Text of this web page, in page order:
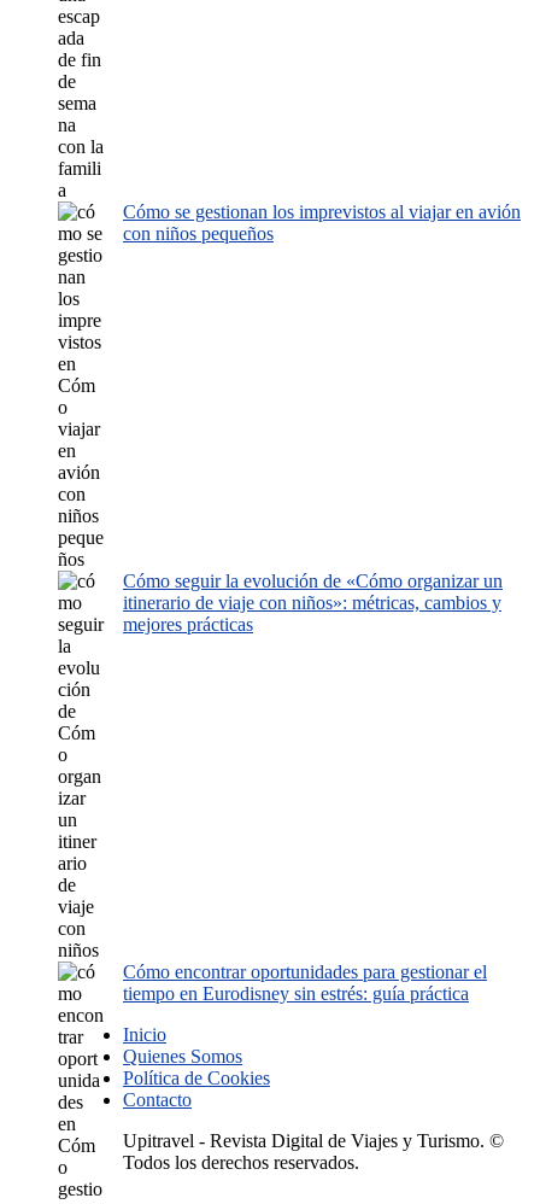
Cómo se gestionan los imprevistos al viajar en avión
con niños pequeños
Cómo seguir la evolución de «Cómo organizar un
itinerario de viaje con niños»: métricas, cambios y
mejores prácticas
Cómo encontrar oportunidades para gestionar el
tiempo en Eurodisney sin estrés: guía práctica
Inicio
Quienes Somos
Política de Cookies
Contacto
Upitravel - Revista Digital de Viajes y Turismo. ©
Todos los derechos reservados.